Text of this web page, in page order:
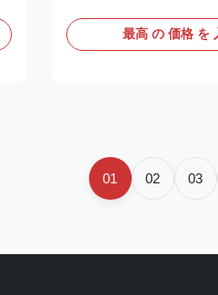
Vinyl Silicon Rubber and
Frame & Black Plastic
is smooth, like a mirror, it
最高 の 価格 を
01 02 03